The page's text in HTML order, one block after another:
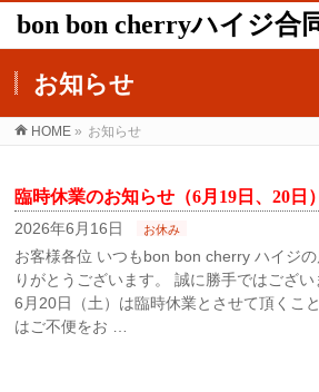
bon bon cherryハイジ合
お知らせ
HOME » お知らせ
臨時休業のお知らせ（6月19日、20日）
2026年6月16日 お休み
お客様各位 いつもbon bon cherry ハイジ
りがとうございます。 誠に勝手ではござい
6月20日（土）は臨時休業とさせて頂くこ
はご不便をお …